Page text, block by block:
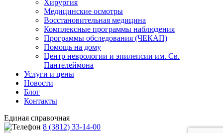
Хирургия
Медицинские осмотры
Восстановительная медицина
Комплексные программы наблюдения
Программы обследования (ЧЕКАП)
Помощь на дому
Центр неврологии и эпилепсии им. Св.
Пантелеймона
Услуги и цены
Новости
Блог
Контакты
Единая справочная
8 (3812) 33-14-00